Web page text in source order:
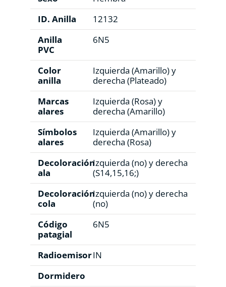
ID. Anilla
12132
Anilla
PVC
6N5
Color
anilla
Izquierda (Amarillo) y
derecha (Plateado)
Marcas
alares
Izquierda (Rosa) y
derecha (Amarillo)
Símbolos
alares
Izquierda (Amarillo) y
derecha (Rosa)
Decoloración
ala
Izquierda (no) y derecha
(S14,15,16;)
Decoloración
cola
Izquierda (no) y derecha
(no)
Código
patagial
6N5
RadioemisorIN
Dormidero